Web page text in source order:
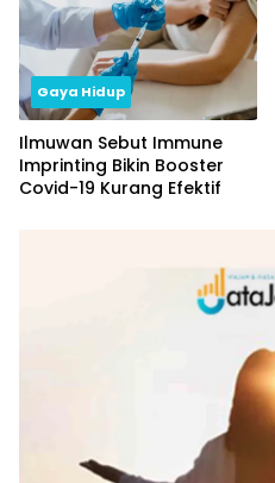
Gaya Hidup
Ilmuwan Sebut Immune
Imprinting Bikin Booster
Covid-19 Kurang Efektif